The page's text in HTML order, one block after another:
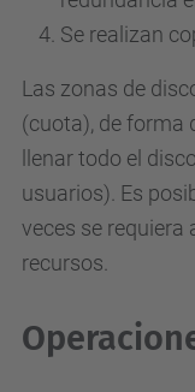
Se realizan
Las zonas de
(cuota), de forma
llenar todo el
usuarios). Es
veces se requiera
recursos.